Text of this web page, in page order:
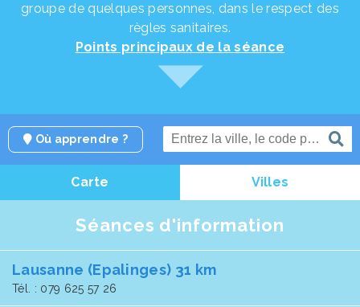
groupe de quelques personnes, dans le respect des
règles sanitaires.
Points principaux de la séance
Où apprendre ?
Carte Villes
Séances d'information
Lausanne (Epalinges) 31 km
Tél. : 079 625 57 26